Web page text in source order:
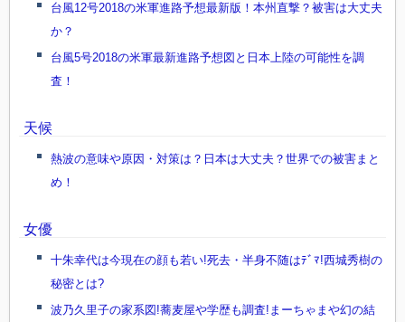
台風12号2018の米軍進路予想最新版！本州直撃？被害は大丈夫
か？
台風5号2018の米軍最新進路予想図と日本上陸の可能性を調
査！
天候
熱波の意味や原因・対策は？日本は大丈夫？世界での被害まと
め！
女優
十朱幸代は今現在の顔も若い!死去・半身不随はﾃﾞﾏ!西城秀樹の
秘密とは?
波乃久里子の家系図!蕎麦屋や学歴も調査!まーちゃまや幻の結